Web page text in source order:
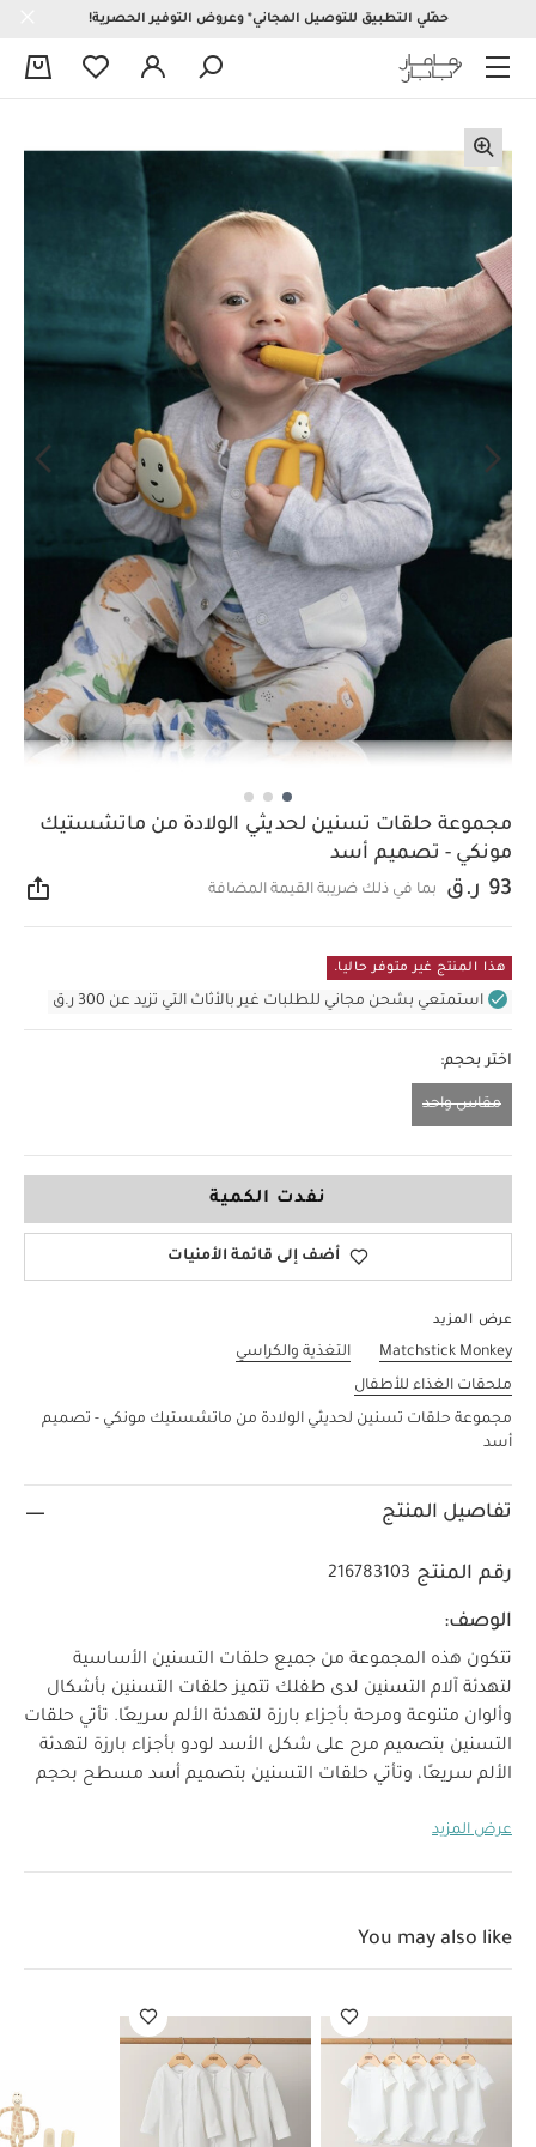
حمّلي التطبيق للتوصيل المجاني* وعروض التوفير الحصرية!
مجموعة حلقات تسنين لحديثي الولادة من ماتشستيك
مونكي - تصميم أسد
93 ر.ق بما في ذلك ضريبة القيمة المضافة
هذا المنتج غير متوفر حاليا.
استمتعي بشحن مجاني للطلبات غير بالأثاث التي تزيد عن 300 ر.ق
اختر بحجم:
مقاس واحد
نفدت الكمية
أضف إلى قائمة الأمنيات
عرض المزيد
Matchstick Monkey
التغذية والكراسي
ملحقات الغذاء للأطفال
مجموعة حلقات تسنين لحديثي الولادة من ماتشستيك مونكي - تصميم
أسد
تفاصيل المنتج
رقم المنتج 216783103
الوصف:
تتكون هذه المجموعة من جميع حلقات التسنين الأساسية
لتهدئة آلام التسنين لدى طفلك تتميز حلقات التسنين بأشكال
وألوان متنوعة ومرحة بأجزاء بارزة لتهدئة الألم سريعًا. تأتي حلقات
التسنين بتصميم مرح على شكل الأسد لودو بأجزاء بارزة لتهدئة
الألم سريعًا، وتأتي حلقات التسنين بتصميم أسد مسطح بحجم
حقيبتك في أي مكان، كما تتميز فرشاة الأسنان بتصميم إصبع
مما يجعلها صحية وأكثر نظافة من حلقات التسنين الأخرى.
تصميم عملي لتنمية المهارات الحركية منذ الصغر
على الرأس من الخلف لتدليك اللثة الملتهبة
تساعد على وضع
أي علاج للأسنان بأمان ونظافة حتى على الضروس التي يصعب
الوصول إليها
فرشاة للتدرب على غسل الأسنان وتشجيع
الطفل على تنظيف أسنانه بنفسه
عرض المزيد
You may also like